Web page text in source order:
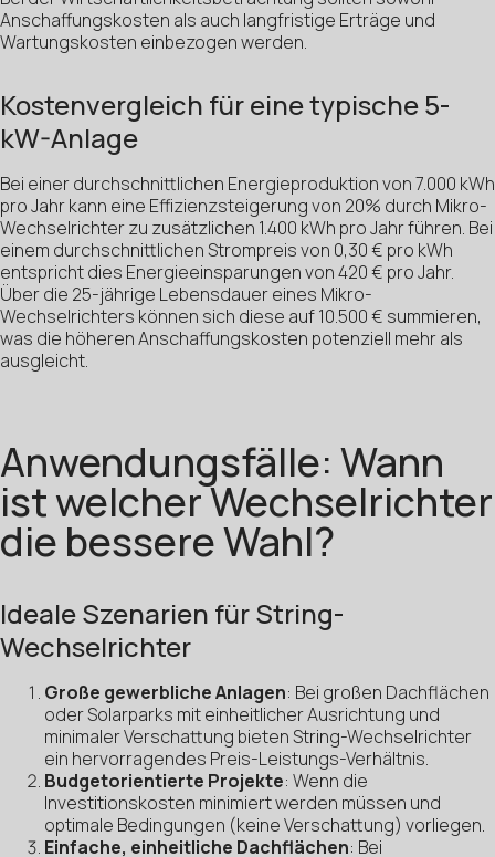
Anschaffungskosten als auch langfristige Erträge und
Wartungskosten einbezogen werden.
Kostenvergleich für eine typische 5-
kW-Anlage
Bei einer durchschnittlichen Energieproduktion von 7.000 kWh
pro Jahr kann eine Effizienzsteigerung von 20% durch Mikro-
Wechselrichter zu zusätzlichen 1.400 kWh pro Jahr führen. Bei
einem durchschnittlichen Strompreis von 0,30 € pro kWh
entspricht dies Energieeinsparungen von 420 € pro Jahr.
Über die 25-jährige Lebensdauer eines Mikro-
Wechselrichters können sich diese auf 10.500 € summieren,
was die höheren Anschaffungskosten potenziell mehr als
ausgleicht.
Anwendungsfälle: Wann
ist welcher Wechselrichter
die bessere Wahl?
Ideale Szenarien für String-
Wechselrichter
Große gewerbliche Anlagen: Bei großen Dachflächen
oder Solarparks mit einheitlicher Ausrichtung und
minimaler Verschattung bieten String-Wechselrichter
ein hervorragendes Preis-Leistungs-Verhältnis.
Budgetorientierte Projekte: Wenn die
Investitionskosten minimiert werden müssen und
optimale Bedingungen (keine Verschattung) vorliegen.
Einfache, einheitliche Dachflächen: Bei